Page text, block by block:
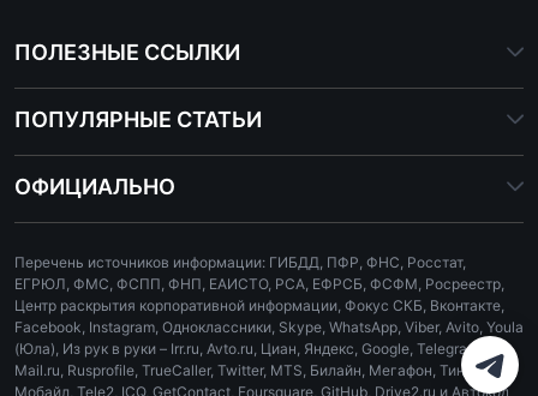
ПОЛЕЗНЫЕ ССЫЛКИ
ПОПУЛЯРНЫЕ СТАТЬИ
ОФИЦИАЛЬНО
Перечень источников информации: ГИБДД, ПФР, ФНС, Росстат,
ЕГРЮЛ, ФМС, ФСПП, ФНП, ЕАИСТО, РСА, ЕФРСБ, ФСФМ, Росреестр,
Центр раскрытия корпоративной информации, Фокус СКБ, Вконтакте,
Facebook, Instagram, Одноклассники, Skype, WhatsApp, Viber, Avito, Youla
(Юла), Из рук в руки – Irr.ru, Avto.ru, Циан, Яндекс, Google, Telegram,
Mail.ru, Rusprofile, TrueCaller, Twitter, MTS, Билайн, Мегафон, Тинькофф
Мобайл, Tele2, ICQ, GetContact, Foursquare, GitHub, Drive2.ru и Автокод